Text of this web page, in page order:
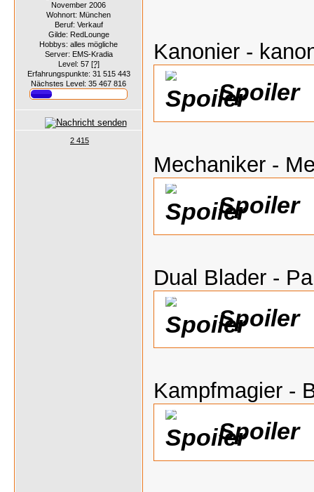
November 2006
Wohnort: München
Beruf: Verkauf
Gilde: RedLounge
Hobbys: alles mögliche
Server: EMS-Kradia
Level: 57 [?]
Erfahrungspunkte: 31 515 443
Nächstes Level: 35 467 816
2 415
Kanonier -
Spoiler
Mechaniker -
Spoiler
Dual Blader -
Spoiler
Kampfmagier -
Spoiler